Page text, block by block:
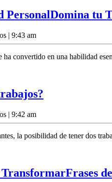
PersonalDomina tu
| 9:43 am
convertido en una habilidad
| 9:42 am
la posibilidad de tener dos
TransformarFrases